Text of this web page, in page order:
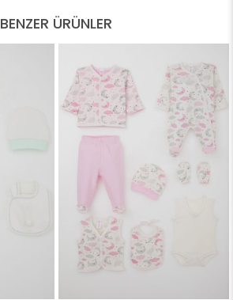
BENZER ÜRÜNLER